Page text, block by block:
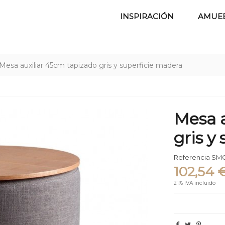
INSPIRACIÓN
auxiliar 45cm tapizado gris y superficie madera
Mesa
gris y
Referencia
102,54
21% IVA incluido